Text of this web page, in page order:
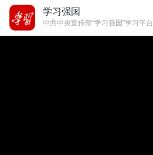
学习强国
中共中央宣传部“学习强国”学习平台